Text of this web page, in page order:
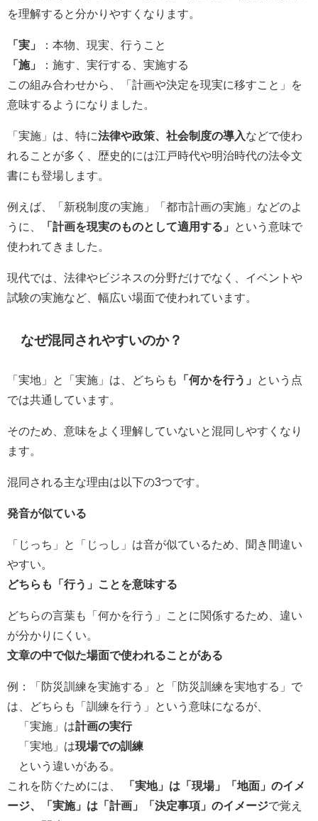
を理解すると分かりやすくなります。
「実」
：本物、現実、行うこと
「施」
：施す、実行する、実施する
この組み合わせから、「計画や決定を現実に移すこと」を
意味するようになりました。
「実施」は、特に法律や政策、社会制度の導入 などで使わ
れることが多く、歴史的には江戸時代や明治時代の法令文
書にも登場します。
例えば、「新税制度の実施」「都市計画の実施」などのよ
うに、
「計画を現実のものとして適用する」
という意味で
使われてきました。
現代では、法律やビジネスの分野だけでなく、イベントや
試験の実施など、幅広い場面で使われています。
なぜ混同されやすいのか？
「実地」と「実施」は、どちらも 「何かを行う」
という点
では共通しています。
そのため、意味をよく理解していないと混同しやすくなり
ます。
混同される主な理由は以下の3つです。
発音が似ている
「じっち」と「じっし」は音が似ているため、聞き間違い
やすい。
どちらも「行う」ことを意味する
どちらの言葉も「何かを行う」ことに関係するため、違い
が分かりにくい。
文章の中で似た場面で使われることがある
例：「防災訓練を実施する」と「防災訓練を実地する」で
は、どちらも「訓練を行う」という意味になるが、
「実施」は計画の実行
「実地」は現場での訓練
という違いがある。
これを防ぐためには、
「実地」は「現場」「地面」のイメ
ージ、「実施」は「計画」「決定事項」のイメージで覚え